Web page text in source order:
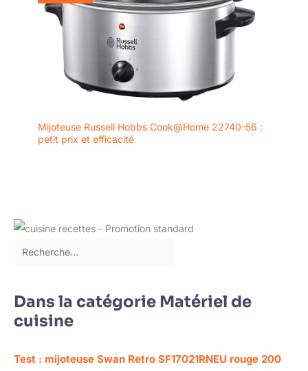
Mijoteuse Russell Hobbs Cook@Home 22740-56 :
petit prix et efficacité
Dans la catégorie Matériel de
cuisine
Test : mijoteuse Swan Retro SF17021RNEU rouge 200